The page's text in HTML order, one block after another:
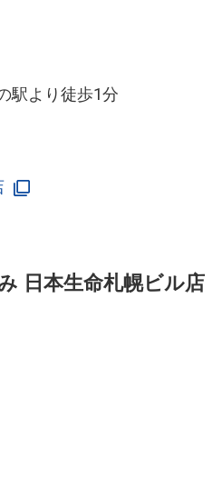
駅より徒歩1分
日本生命札幌ビル店